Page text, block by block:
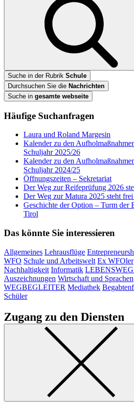
Suche in der Rubrik Schule
Durchsuchen Sie die Nachrichten
Suche in gesamte webseite
Häufige Suchanfragen
Laura und Roland Margesin
Kalender zu den
Schuljahr 2025/26
Kalender zu den
Schuljahr 2024/25
Öffnungszeiten – Sekretariat
Der Weg zur Reifeprüfung 2026
Der Weg zur Matura 2025 steht
Geschichte der Option – Turm der
Tirol
Das könnte Sie interessieren
Allgemeines Lehrausflüge
WFO Schule und Arbeitswelt Ex WFOler
Nachhaltigkeit Informatik
Auszeichnungen Wirtschaft und Sprachen
WEGBEGLEITER Mediathek
Schüler
Zugang zu den Diensten